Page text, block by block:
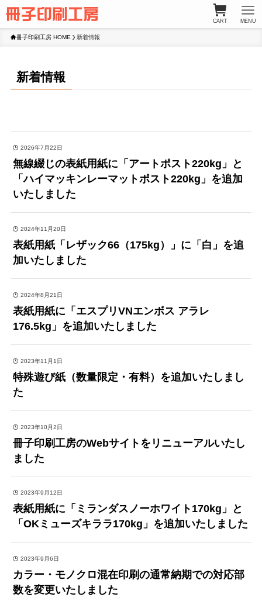
CART MENU
冊子印刷工房 HOME 新着情報
新着情報
2026年7月22日
無線綴じの表紙用紙に「アートポスト220kg」と
「ハイマッキンレーマットポスト220kg」を追加
いたしました
2024年11月20日
表紙用紙「レザック66（175kg）」に「白」を追
加いたしました
2024年8月21日
表紙用紙に「エスプリVNエンボス アラレ
176.5kg」を追加いたしました
2023年11月1日
特殊遊び紙（数量限定・有料）を追加いたしまし
た
2023年10月2日
冊子印刷工房のWebサイトをリニューアルいたし
ました
2023年9月12日
表紙用紙に「ミランダスノーホワイト170kg」と
「OKミューズキララ170kg」を追加いたしました
2023年9月6日
カラー・モノクロ混在印刷の通常納期での対応部
数を変更いたしました